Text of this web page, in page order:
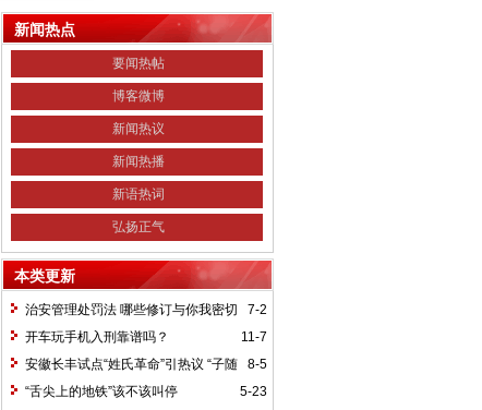
新闻热点
要闻热帖
博客微博
新闻热议
新闻热播
新语热词
弘扬正气
本类更新
7-2
治安管理处罚法 哪些修订与你我密切
相关（法治聚焦）
11-7
开车玩手机入刑靠谱吗？
8-5
安徽长丰试点“姓氏革命”引热议 “子随
母姓”奖千元
5-23
“舌尖上的地铁”该不该叫停